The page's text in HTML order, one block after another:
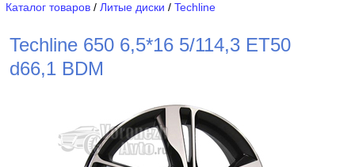
Каталог товаров / Литые диски / Techline
Techline 650 6,5*16 5/114,3 ET50
d66,1 BDM